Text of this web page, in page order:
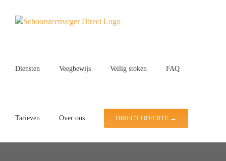
Diensten Veegbewijs Veilig stoken FAQ
Tarieven Over ons DIRECT OFFERTE →